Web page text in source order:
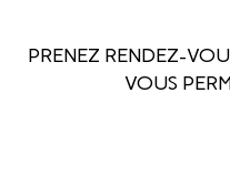
PRENEZ RENDEZ-
VOUS